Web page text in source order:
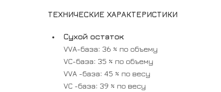
ТЕХНИЧЕСКИЕ ХАРАКТЕРИСТИКИ
Сухой остаток
VVA-база: 36 % по объему
VС-база: 35 % по объему
VVA -база: 45 % по весу
VС -база: 39 % по весу